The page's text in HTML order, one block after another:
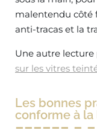
malentendu côté
anti-tracas et la
Une autre lecture
sur les vitres
Les bonnes
conforme à la